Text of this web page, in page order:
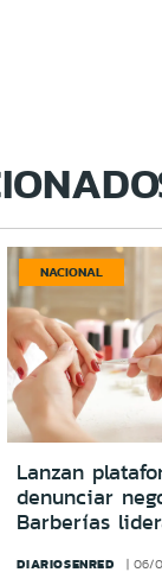
NACIONAL
Lanzan
denunciar
Barberías
DIARIOSENRED 06/